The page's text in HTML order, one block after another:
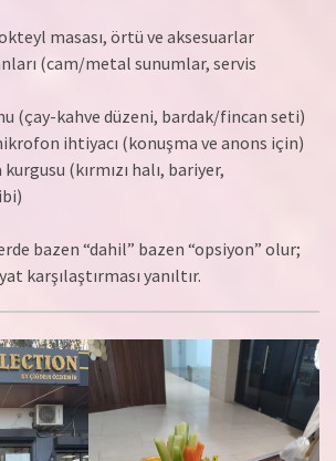
masası, örtü ve aksesuarlar
(cam/metal sunumlar, servis
(çay-kahve düzeni, bardak/fincan seti)
ihtiyacı (konuşma ve anons için)
(kırmızı halı, bariyer,
bazen “dahil” bazen “opsiyon” olur;
karşılaştırması yanıltır.